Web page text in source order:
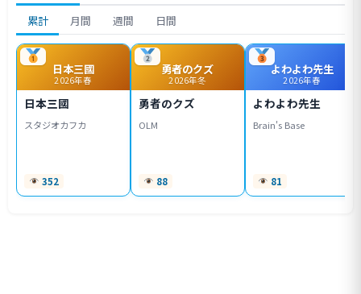
累計 月間 週間 日間
日本三國
2026年春
日本三國
スタジオカフカ
352
勇者のクズ
2026年冬
勇者のクズ
OLM
88
よわよわ先生
2026年春
よわよわ先生
Brain's Base
81